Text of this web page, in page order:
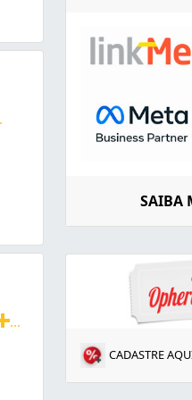
com todas as
lavadoras e
SAIBA
CADASTRE